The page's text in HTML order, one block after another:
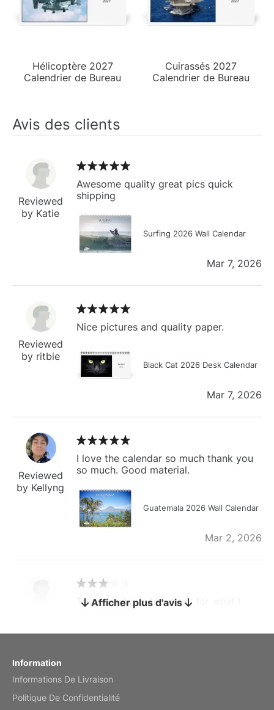
Hélicoptère 2027
Calendrier de Bureau
Cuirassés 2027
Calendrier de Bureau
Avis des clients
Reviewed
by Katie
Awesome quality great pics quick
shipping
Surfing 2026 Wall Calendar
Mar 7, 2026
Reviewed
by ritbie
Nice pictures and quality paper.
Black Cat 2026 Desk Calendar
Mar 7, 2026
Reviewed
by Kellyng
I love the calendar so much thank you
so much. Good material.
Guatemala 2026 Wall Calendar
Mar 2, 2026
by charles
The calendar is too small for what I
bought it for
Afficher plus d'avis
Information
Informations De Livraison
Politique De Confidentialité